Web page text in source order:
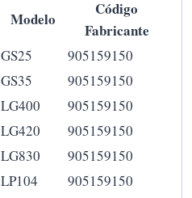
Modelo
Código
Fabricante
GS25
905159150
GS35
905159150
LG400
905159150
LG420
905159150
LG830
905159150
LP104
905159150